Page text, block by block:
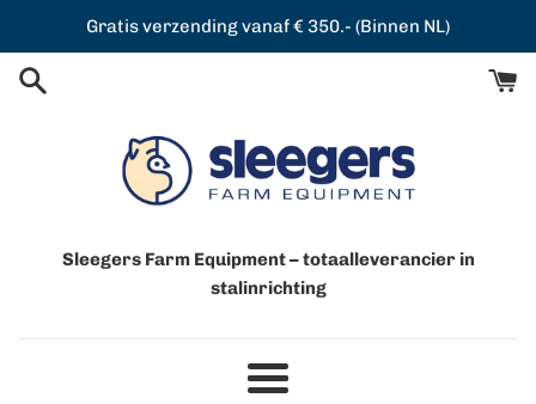
de
content
Gratis verzending vanaf € 350.- (Binnen NL)
Sleegers Farm Equipment – totaalleverancier in
stalinrichting
Menu